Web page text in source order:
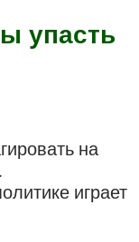
упасть
на
играет